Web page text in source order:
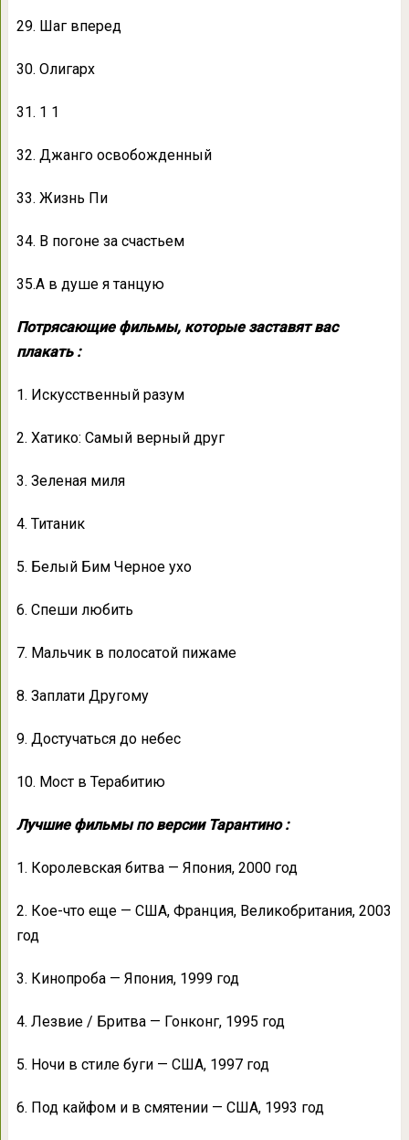
29. Шаг вперед
30. Олигарх
31. 1 1
32. Джанго освобожденный
33. Жизнь Пи
34. В погоне за счастьем
35.А в душе я танцую
Потрясающие фильмы, которые заставят вас
плакать :
1. Искусственный разум
2. Хатико: Самый верный друг
3. Зеленая миля
4. Титаник
5. Белый Бим Черное ухо
6. Спеши любить
7. Мальчик в полосатой пижаме
8. Заплати Другому
9. Достучаться до небес
10. Мост в Терабитию
Лучшие фильмы по версии Тарантино :
1. Королевская битва — Япония, 2000 год
2. Кое-что еще — США, Франция, Великобритания, 2003
год
3. Кинопроба — Япония, 1999 год
4. Лезвие / Бритва — Гонконг, 1995 год
5. Ночи в стиле буги — США, 1997 год
6. Под кайфом и в смятении — США, 1993 год